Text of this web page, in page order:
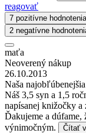
reagovať
7 pozitívne hodnotenia
2 negatívne
maťa
Neoverený nákup
26.10.2013
Naša
Náš 3,5 syn a 1,5
napísanej knižočky a
Ďakujeme a dúfame,
výnimočným.
Čítať